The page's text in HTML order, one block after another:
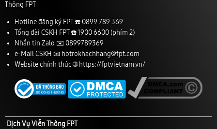
Thông FPT
Hotline đăng ký FPT ☎️ 0899 789 369
Tổng đài CSKH FPT ☎️1900 6600(phím 2)
Nhắn tin Zalo ✉️ 0899789369
e-Mail CSKH 📧 hotrokhachhang@fpt.com
Website chính thức 🌐 https://fptvietnam.vn/
Dịch Vụ Viễn Thông FPT